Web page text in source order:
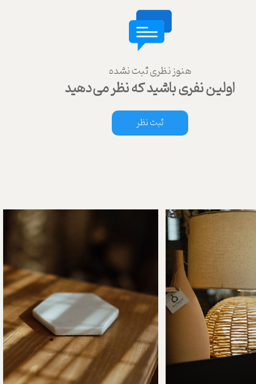
هنوز نظری ثبت نشده
اولین نفری باشید که نظر می‌دهید
ثبت نظر